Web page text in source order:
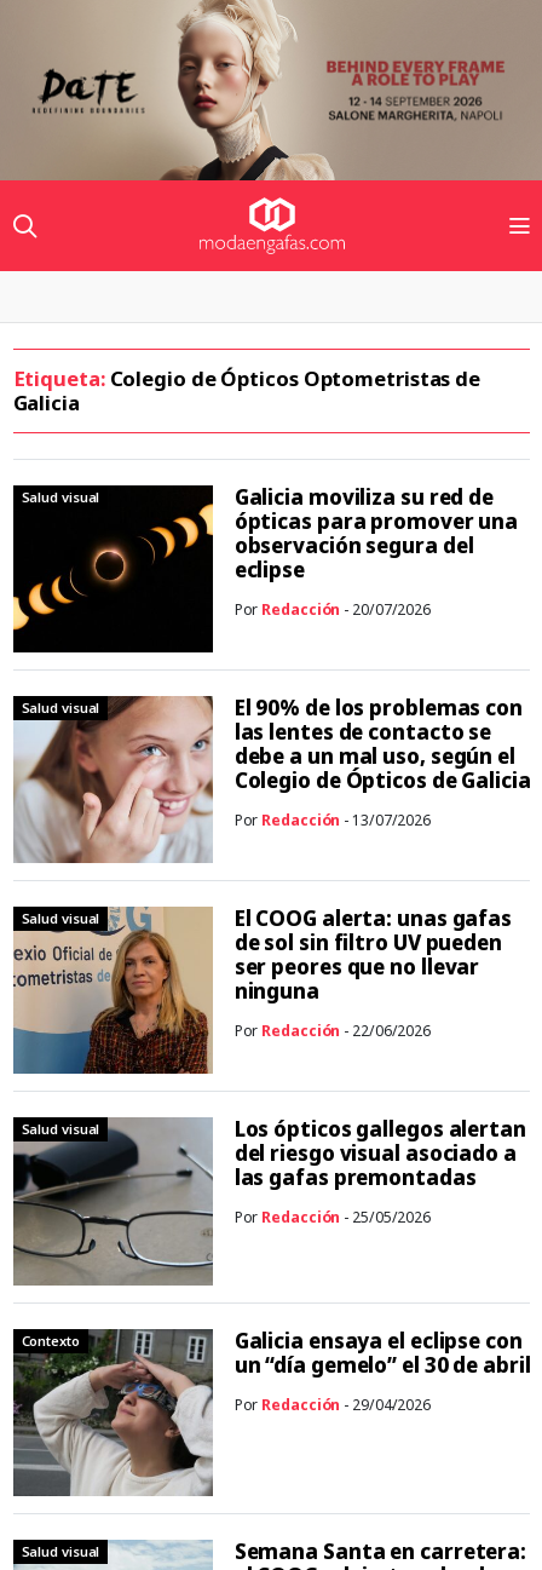
Etiqueta: Colegio de Ópticos Optometristas de
Galicia
Salud visual
Galicia moviliza su red de
ópticas para promover una
observación segura del
eclipse
Por Redacción - 20/07/2026
Salud visual
El 90% de los problemas con
las lentes de contacto se
debe a un mal uso, según el
Colegio de Ópticos de Galicia
Por Redacción - 13/07/2026
Salud visual
El COOG alerta: unas gafas
de sol sin filtro UV pueden
ser peores que no llevar
ninguna
Por Redacción - 22/06/2026
Salud visual
Los ópticos gallegos alertan
del riesgo visual asociado a
las gafas premontadas
Por Redacción - 25/05/2026
Contexto
Galicia ensaya el eclipse con
un “día gemelo” el 30 de abril
Por Redacción - 29/04/2026
Salud visual
Semana Santa en carretera: